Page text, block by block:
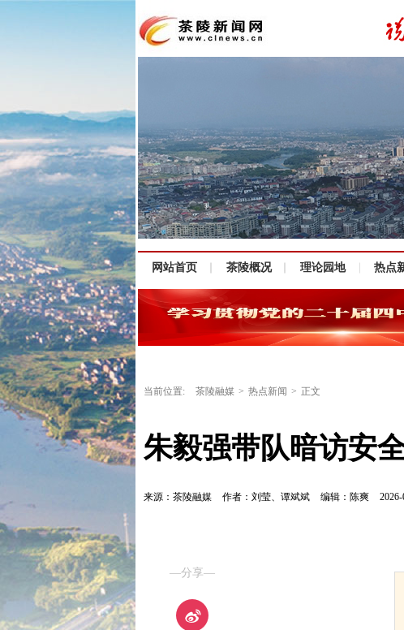
网站首页 茶陵概况 理论园地 热点
当前位置: 茶陵融媒 > 热点新闻 > 正文
朱毅强带队暗访安
来源：茶陵融媒 作者：刘莹、谭斌斌 编辑：陈爽
—分享—